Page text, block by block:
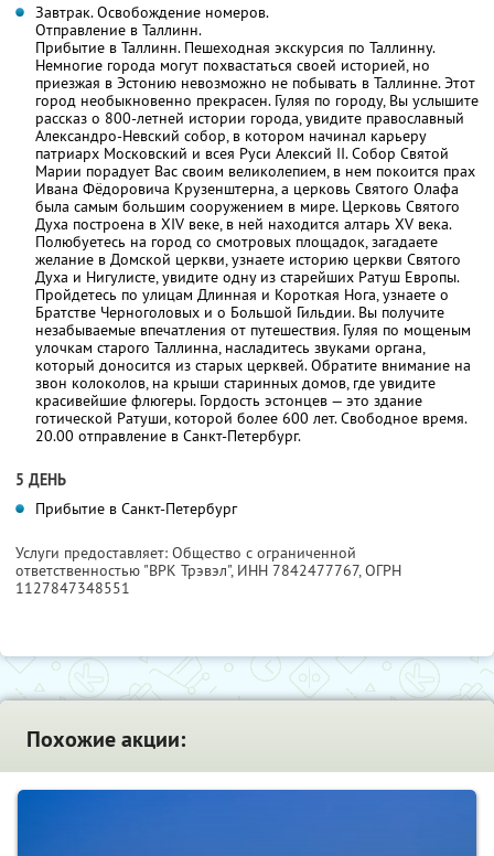
Завтрак. Освобождение номеров.
Отправление в Таллинн.
Прибытие в Таллинн. Пешеходная экскурсия по Таллинну.
Немногие города могут похвастаться своей историей, но
приезжая в Эстонию невозможно не побывать в Таллинне. Этот
город необыкновенно прекрасен. Гуляя по городу, Вы услышите
рассказ о 800-летней истории города, увидите православный
Александро-Невский собор, в котором начинал карьеру
патриарх Московский и всея Руси Алексий II. Собор Святой
Марии порадует Вас своим великолепием, в нем покоится прах
Ивана Фёдоровича Крузенштерна, а церковь Святого Олафа
была самым большим сооружением в мире. Церковь Святого
Духа построена в XIV веке, в ней находится алтарь XV века.
Полюбуетесь на город со смотровых площадок, загадаете
желание в Домской церкви, узнаете историю церкви Святого
Духа и Нигулисте, увидите одну из старейших Ратуш Европы.
Пройдетесь по улицам Длинная и Короткая Нога, узнаете о
Братстве Черноголовых и о Большой Гильдии. Вы получите
незабываемые впечатления от путешествия. Гуляя по мощеным
улочкам старого Таллинна, насладитесь звуками органа,
который доносится из старых церквей. Обратите внимание на
звон колоколов, на крыши старинных домов, где увидите
красивейшие флюгеры. Гордость эстонцев — это здание
готической Ратуши, которой более 600 лет. Свободное время.
20.00 отправление в Санкт-Петербург.
5 ДЕНЬ
Прибытие в Санкт-Петербург
Услуги предоставляет: Общество с ограниченной
ответственностью "ВРК Трэвэл", ИНН 7842477767, ОГРН
1127847348551
Похожие акции: